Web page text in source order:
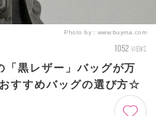
Photo by： www.buyma.com
1052 VIEWS
「黒レザー」バッグが万
すすめバッグの選び方☆